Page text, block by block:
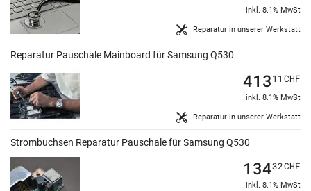
Reparatur in unserer Werkstatt
inkl. 8.1% MwSt
Reparatur Pauschale Mainboard für Samsung Q530
Reparatur in unserer Werkstatt
41311 CHF
inkl. 8.1% MwSt
Strombuchsen Reparatur Pauschale für Samsung Q530
13432CHF
inkl. 8.1% MwSt